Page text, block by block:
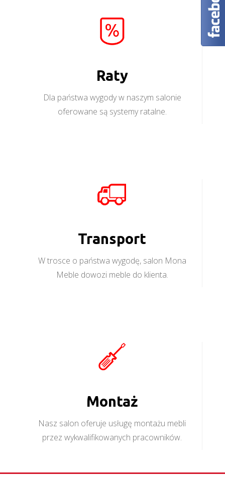
Raty
Dla państwa wygody w naszym salonie
oferowane są systemy ratalne.
Transport
W trosce o państwa wygodę, salon Mona
Meble dowozi meble do klienta.
Montaż
Nasz salon oferuje usługę montażu mebli
przez wykwalifikowanych pracowników.